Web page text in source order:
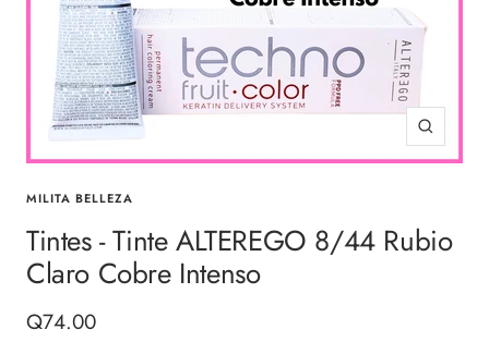
Zoom
MILITA BELLEZA
Tintes - Tinte ALTEREGO 8/44 Rubio
Claro Cobre Intenso
Precio
Q74.00